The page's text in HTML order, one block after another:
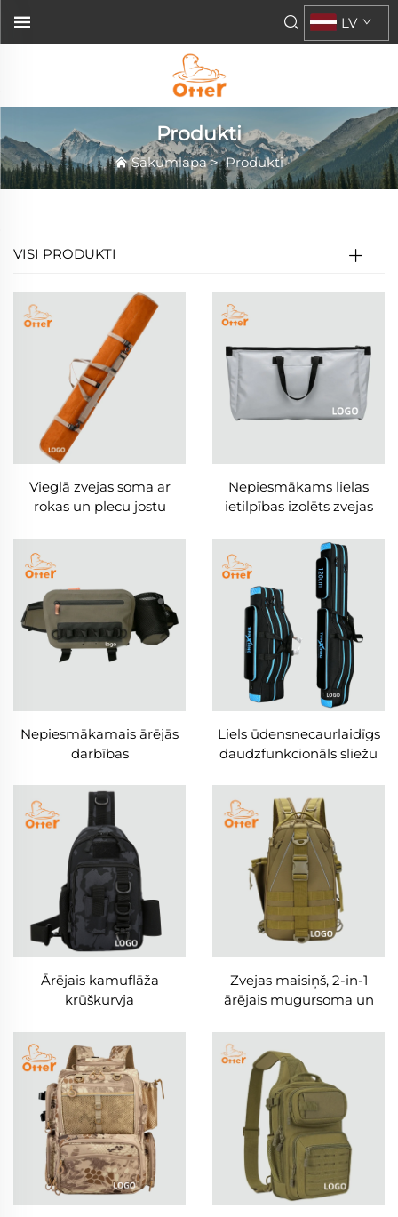
LV
Produkti
Sākumlapa>Produkti
VISI PRODUKTI
Vieglā zvejas soma ar
rokas un plecu jostu
Nepiesmākams lielas
ietilpības izolēts zvejas
Nepiesmākamais ārējās
darbības
soma
Liels ūdensnecaurlaidīgs
daudzfunkcionāls sliežu
Ārējais kamuflāža
krūškurvja
Zvejas maisiņš, 2-in-1
ārējais mugursoma un